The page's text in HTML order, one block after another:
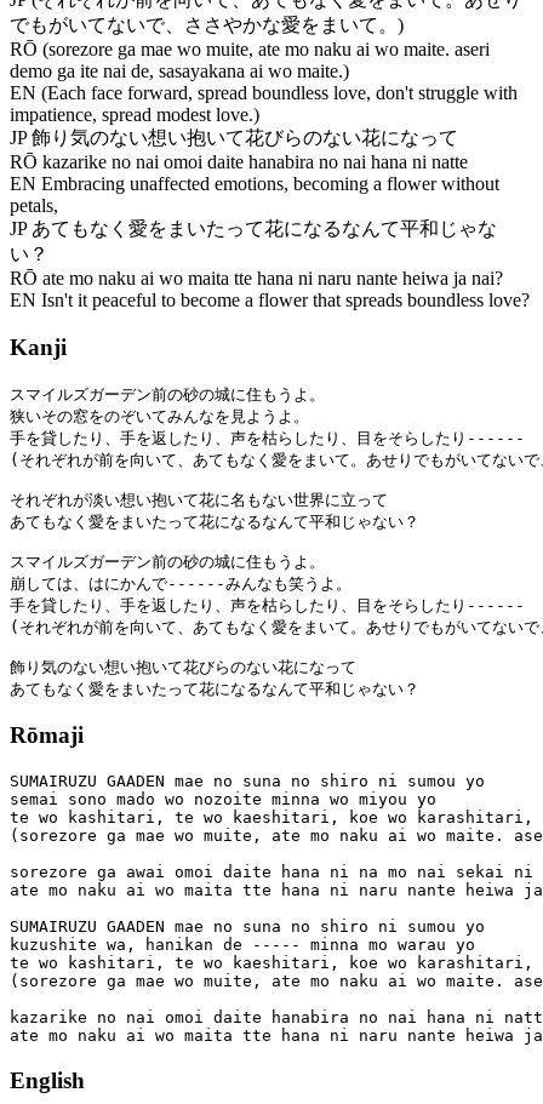
でもがいてないで、ささやかな愛をまいて。)
RŌ (sorezore ga mae wo muite, ate mo naku ai wo maite. aseri
demo ga ite nai de, sasayakana ai wo maite.)
EN (Each face forward, spread boundless love, don't struggle with
impatience, spread modest love.)
JP 飾り気のない想い抱いて花びらのない花になって
RŌ kazarike no nai omoi daite hanabira no nai hana ni natte
EN Embracing unaffected emotions, becoming a flower without
petals,
JP あてもなく愛をまいたって花になるなんて平和じゃな
い？
RŌ ate mo naku ai wo maita tte hana ni naru nante heiwa ja nai?
EN Isn't it peaceful to become a flower that spreads boundless love?
Kanji
スマイルズガーデン前の砂の城に住もうよ。
狭いその窓をのぞいてみんなを見ようよ。
手を貸したり、手を返したり、声を枯らしたり、目をそらしたり------
(それぞれが前を向いて、あてもなく愛をまいて。あせりでもがいてない
それぞれが淡い想い抱いて花に名もない世界に立って
あてもなく愛をまいたって花になるなんて平和じゃない？
スマイルズガーデン前の砂の城に住もうよ。
崩しては、はにかんで------みんなも笑うよ。
手を貸したり、手を返したり、声を枯らしたり、目をそらしたり------
(それぞれが前を向いて、あてもなく愛をまいて。あせりでもがいてない
飾り気のない想い抱いて花びらのない花になって
あてもなく愛をまいたって花になるなんて平和じゃない？
Rōmaji
SUMAIRUZU GAADEN mae no suna no shiro ni sumou yo
semai sono mado wo nozoite minna wo miyou yo
te wo kashitari, te wo kaeshitari, koe wo karashitari,
(sorezore ga mae wo muite, ate mo naku ai wo maite.
sorezore ga awai omoi daite hana ni na mo nai sekai
ate mo naku ai wo maita tte hana ni naru nante heiwa
SUMAIRUZU GAADEN mae no suna no shiro ni sumou yo
kuzushite wa, hanikan de ----- minna mo warau yo
te wo kashitari, te wo kaeshitari, koe wo karashitari,
(sorezore ga mae wo muite, ate mo naku ai wo maite.
kazarike no nai omoi daite hanabira no nai hana ni
ate mo naku ai wo maita tte hana ni naru nante heiwa
English